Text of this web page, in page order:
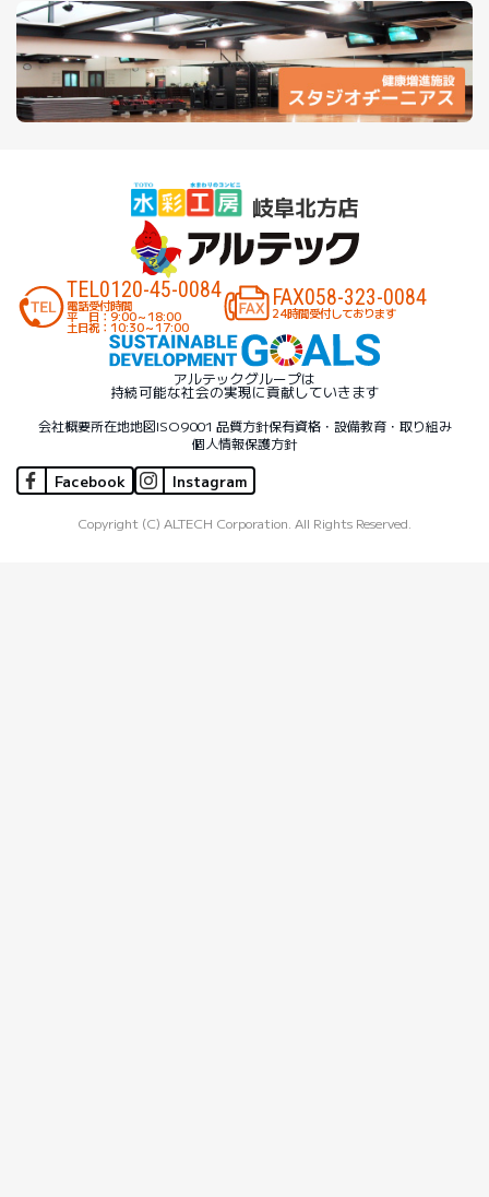
TEL0120-45-0084
電話受付時間
平 日：9:00～18:00
土日祝：10:30～17:00
FAX058-323-0084
24時間受付しております
アルテックグループは
持続可能な社会の実現に貢献していきます
会社概要所在地地図ISO9001 品質方針保有資格・設備教育・取り組み
個人情報保護方針
Facebook Instagram
Copyright (C) ALTECH Corporation. All Rights Reserved.